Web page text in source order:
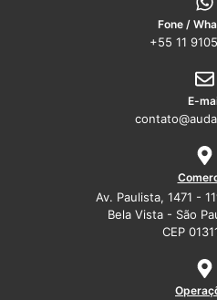
Fone /
+55 11
E-
Av. Paulista, 1471 -
Bela Vista - São
CEP